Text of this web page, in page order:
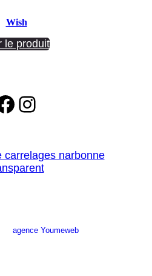
Wish
le produit
Instagram
agence Youmeweb